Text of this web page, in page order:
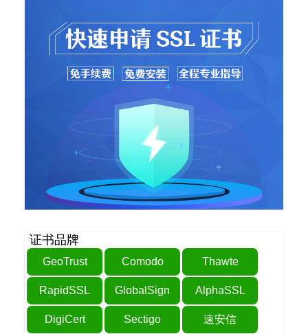
证书品牌
GeoTrust Comodo Thawte
RapidSSL GlobalSign AlphaSSL
DigiCert Sectigo 速安信